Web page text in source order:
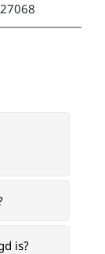
is?